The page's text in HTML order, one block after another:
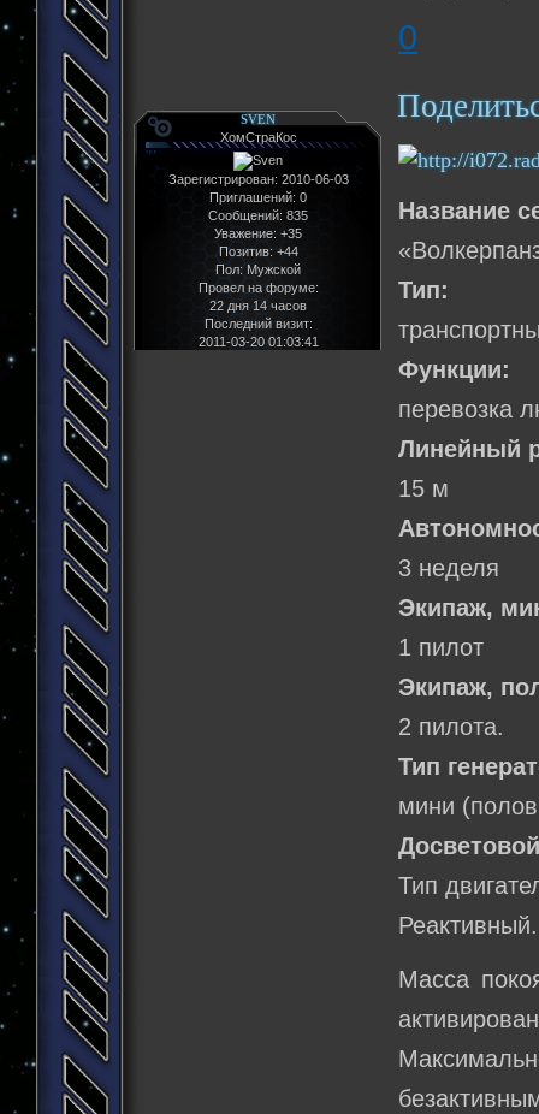
0
SVEN
ХомСтраКос
Зарегистрирован: 2010-06-03
Приглашений: 0
Сообщений: 835
Уважение: +35
Позитив: +44
Пол: Мужской
Провел на форуме:
22 дня 14 часов
Последний визит:
2011-03-20 01:03:41
Название
Тип:
Функции:
перевозка
Линейный
15 м
3 неделя
Экипаж,
1 пилот
Экипаж,
2 пилота.
Тип
мини
Тип
Реактивный.
Масса